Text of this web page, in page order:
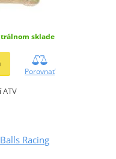
sklade
Porovnať
Racing